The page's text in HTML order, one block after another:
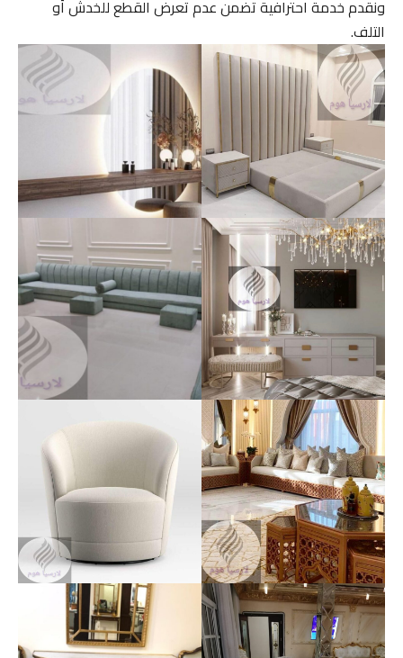
ونقدم خدمة احترافية تضمن عدم تعرض القطع للخدش أو
التلف.